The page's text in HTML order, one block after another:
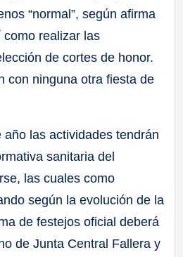
“normal”, según afirma
realizar las
de cortes de honor.
con ninguna otra fiesta de
las actividades tendrán
sanitaria del
las cuales como
según la evolución de la
de festejos oficial deberá
de Junta Central Fallera y